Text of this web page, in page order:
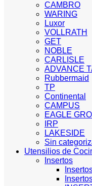
CAMBRO
WARING
Luxor
VOLLRATH
GET
NOBLE
CARLISLE
ADVANCE
Rubbermaid
TP
Continental
CAMPUS
EAGLE
IRP
LAKESIDE
Sin
Utensilios de
Insertos